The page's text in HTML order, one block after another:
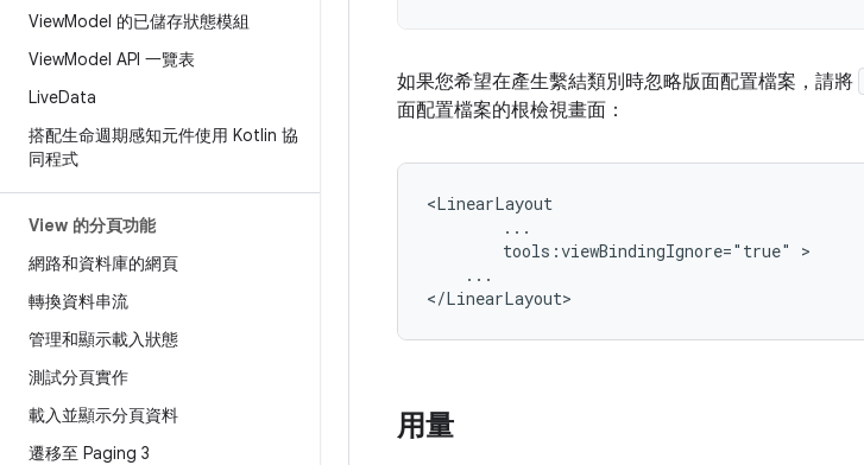
ViewModel 的已儲存狀態模組
ViewModel API 一覽表
LiveData
搭配生命週期感知元件使用 Kotlin 協
同程式
View 的分頁功能
網路和資料庫的網頁
轉換資料串流
管理和顯示載入狀態
測試分頁實作
載入並顯示分頁資料
遷移至 Paging 3
如果您希望在產生繫結類別時忽略版面配置檔案，請將
面配置檔案的根檢視畫面：
tools:viewBindingIgnore="true"
...
用量